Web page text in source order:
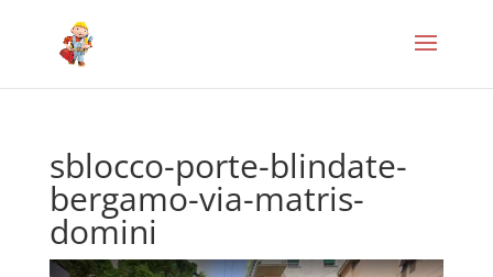
sblocco-porte-blindate-
bergamo-via-matris-
domini